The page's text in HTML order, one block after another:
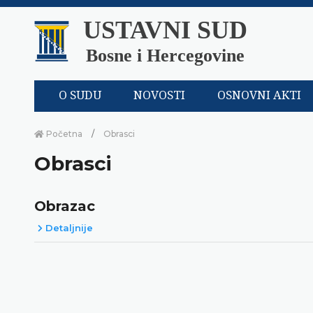
USTAVNI SUD
Bosne i Hercegovine
O SUDU NOVOSTI OSNOVNI AKTI
Početna Obrasci
Obrasci
Obrazac
Detaljnije